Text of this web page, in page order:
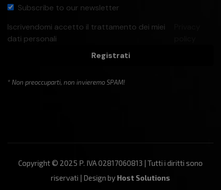
Subscribe to our newsletter
Iscrivendomi accetto il trattamento dei miei
dati personali
Registrati
* Non preoccuparti, non invieremo SPAM!
Copyright © 2025 P. IVA 02817060813 | Tutti i diritti sono
riservati | Design by Host Solutions